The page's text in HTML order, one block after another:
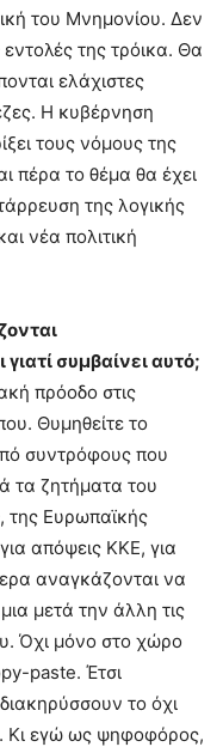
του Μνημονίου. Δεν
της τρόικα. Θα
ελάχιστες
Η κυβέρνηση
τους νόμους της
πέρα το θέμα θα έχει
της λογικής
νέα πολιτική
συμβαίνει αυτό;
πρόοδο στις
Θυμηθείτε το
συντρόφους που
τα ζητήματα του
της Ευρωπαϊκής
απόψεις ΚΚΕ, για
αναγκάζονται να
μετά την άλλη τις
Όχι μόνο στο χώρο
paste. Έτσι
το όχι
Κι εγώ ως ψηφοφόρος,